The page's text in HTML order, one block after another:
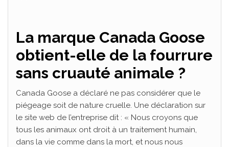
La marque Canada Goose
obtient-elle de la fourrure
sans cruauté animale ?
Canada Goose a déclaré ne pas considérer que le
piégeage soit de nature cruelle. Une déclaration sur
le site web de l’entreprise dit : « Nous croyons que
tous les animaux ont droit à un traitement humain,
dans la vie comme dans la mort, et nous nous